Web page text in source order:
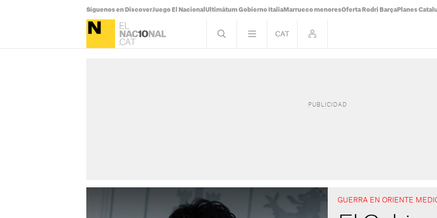
Síguenos en DiscoverJuego El Nacional Ultimátum Gobierno Italia Marrueco menoresOferta Rodri Barça Planes
GUERRA EN ORIENTE